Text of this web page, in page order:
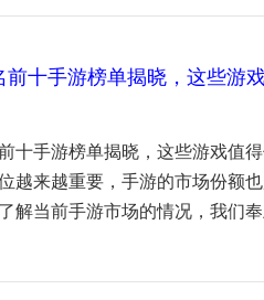
十手游榜单揭晓，这些游
十手游榜单揭晓，这些游戏值
越来越重要，手游的市场份额
解当前手游市场的情况，我们